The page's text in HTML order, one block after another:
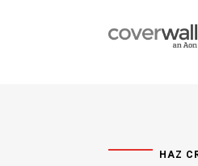
HAZ